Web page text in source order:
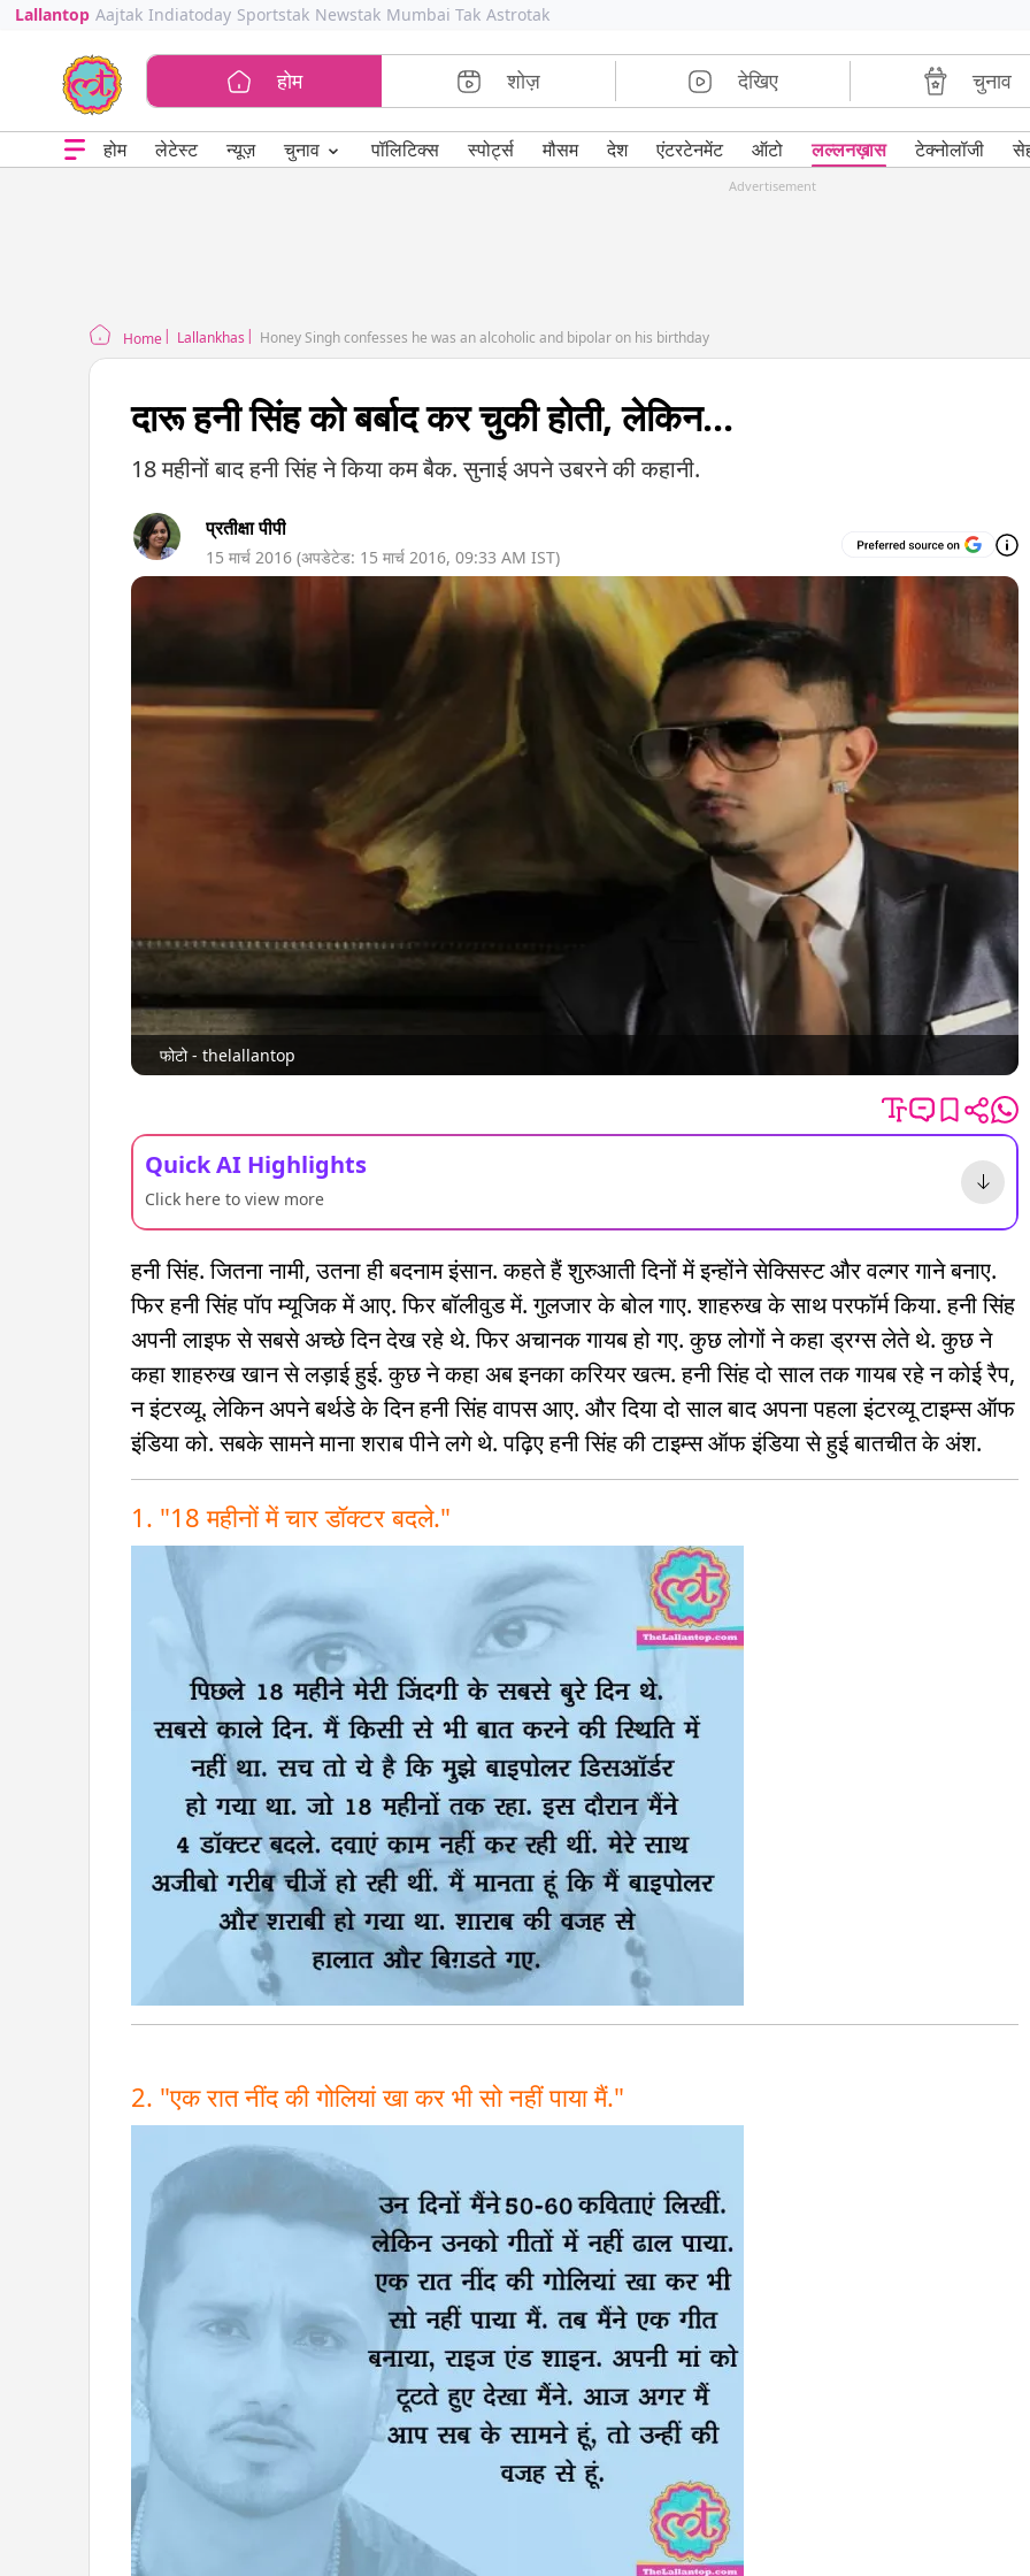
Lallantop Aajtak Indiatoday Sportstak Newstak Mumbai Tak Astrotak
होम शोज़ देखिए चुनाव
होम लेटेस्ट न्यूज़ चुनाव ⌄ पॉलिटिक्स स्पोर्ट्स मौसम देश एंटरटेनमेंट ऑटो लल्लनख़ास टेक्नोलॉजी
Advertisement
Home Lallankhas Honey Singh confesses he was an alcoholic and bipolar on his birthday
दारू हनी सिंह को बर्बाद कर चुकी होती, लेकिन...
18 महीनों बाद हनी सिंह ने किया कम बैक. सुनाई अपने उबरने की कहानी.
प्रतीक्षा पीपी
15 मार्च 2016 (अपडेटेड: 15 मार्च 2016, 09:33 AM IST)
फोटो - thelallantop
Quick AI Highlights
Click here to view more
हनी सिंह. जितना नामी, उतना ही बदनाम इंसान. कहते हैं शुरुआती दिनों में इन्होंने सेक्सिस्ट और वल्गर गाने बनाए.
फिर हनी सिंह पॉप म्यूजिक में आए. फिर बॉलीवुड में. गुलजार के बोल गाए. शाहरुख के साथ परफॉर्म किया. हनी सिंह
अपनी लाइफ से सबसे अच्छे दिन देख रहे थे. फिर अचानक गायब हो गए. कुछ लोगों ने कहा ड्रग्स लेते थे. कुछ ने
कहा शाहरुख खान से लड़ाई हुई. कुछ ने कहा अब इनका करियर खत्म. हनी सिंह दो साल तक गायब रहे न कोई रैप,
न इंटरव्यू. लेकिन अपने बर्थडे के दिन हनी सिंह वापस आए. और दिया दो साल बाद अपना पहला इंटरव्यू टाइम्स ऑफ
इंडिया को. सबके सामने माना शराब पीने लगे थे. पढ़िए हनी सिंह की टाइम्स ऑफ इंडिया से हुई बातचीत के अंश.
1. "18 महीनों में चार डॉक्टर बदले."
2. "एक रात नींद की गोलियां खा कर भी सो नहीं पाया मैं."